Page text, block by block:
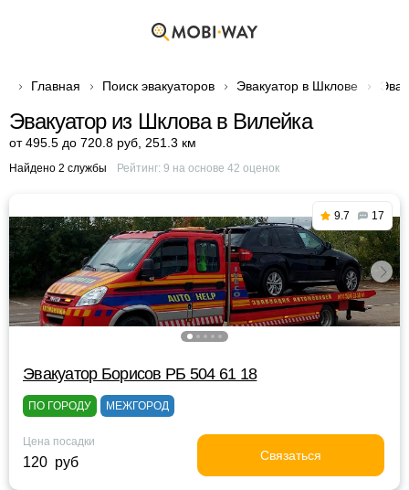
Главная Поиск эвакуаторов Эвакуатор в Шклове
Эвакуатор из Шклова в Вилейка
от 495.5 до 720.8 руб 251.3 км
Найдено 2 службы Рейтинг: 9 на основе 42 оценок
9.7 17
Эвакуатор Борисов РБ 504 61 18
ПО ГОРОДУ МЕЖГОРОД
Цена посадки
120 руб Связаться